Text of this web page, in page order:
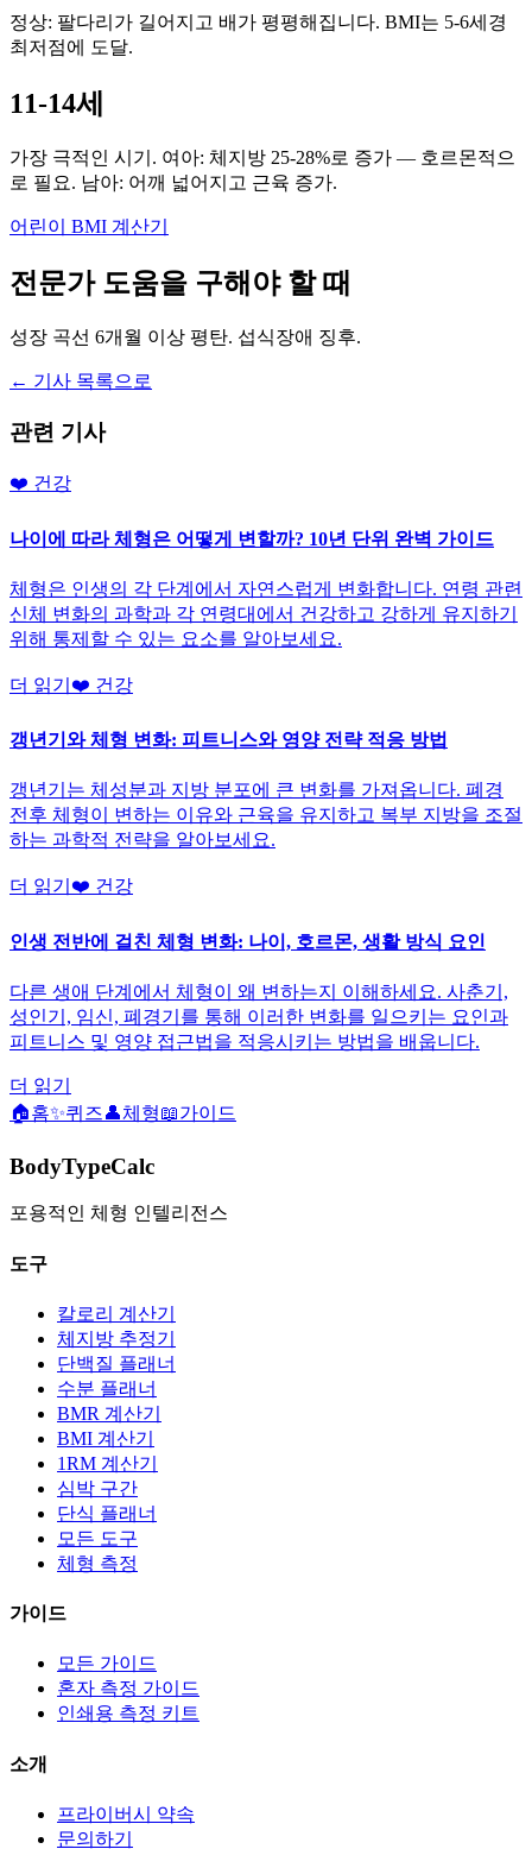
정상: 팔다리가 길어지고 배가 평평해집니다. BMI는 5-6세경
최저점에 도달.
11-14세
가장 극적인 시기. 여아: 체지방 25-28%로 증가 — 호르몬적으
로 필요. 남아: 어깨 넓어지고 근육 증가.
어린이 BMI 계산기
전문가 도움을 구해야 할 때
성장 곡선 6개월 이상 평탄. 섭식장애 징후.
← 기사 목록으로
관련 기사
❤️ 건강
나이에 따라 체형은 어떻게 변할까? 10년 단위 완벽 가이드
체형은 인생의 각 단계에서 자연스럽게 변화합니다. 연령 관련
신체 변화의 과학과 각 연령대에서 건강하고 강하게 유지하기
위해 통제할 수 있는 요소를 알아보세요.
더 읽기 ❤️ 건강
갱년기와 체형 변화: 피트니스와 영양 전략 적응 방법
갱년기는 체성분과 지방 분포에 큰 변화를 가져옵니다. 폐경
전후 체형이 변하는 이유와 근육을 유지하고 복부 지방을 조절
하는 과학적 전략을 알아보세요.
더 읽기 ❤️ 건강
인생 전반에 걸친 체형 변화: 나이, 호르몬, 생활 방식 요인
다른 생애 단계에서 체형이 왜 변하는지 이해하세요. 사춘기,
성인기, 임신, 폐경기를 통해 이러한 변화를 일으키는 요인과
피트니스 및 영양 접근법을 적응시키는 방법을 배웁니다.
더 읽기
🏠홈✨퀴즈👤체형📖가이드
BodyTypeCalc
포용적인 체형 인텔리전스
도구
칼로리 계산기
체지방 추정기
단백질 플래너
수분 플래너
BMR 계산기
BMI 계산기
1RM 계산기
심박 구간
단식 플래너
모든 도구
체형 측정
가이드
모든 가이드
혼자 측정 가이드
인쇄용 측정 키트
소개
프라이버시 약속
문의하기